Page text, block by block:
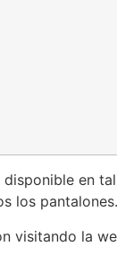
en
los pantalones.
visitando la